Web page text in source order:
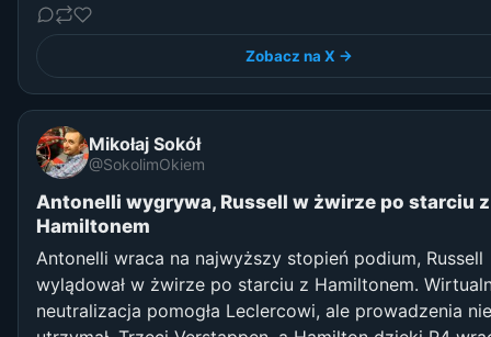
Zobacz na X →
Mikołaj Sokół
@SokolimOkiem
Antonelli wygrywa, Russell w żwirze po starciu z
Hamiltonem
Antonelli wraca na najwyższy stopień podium, Russell
wylądował w żwirze po starciu z Hamiltonem.
neutralizacja pomogła Leclercowi, ale prowadzenia nie